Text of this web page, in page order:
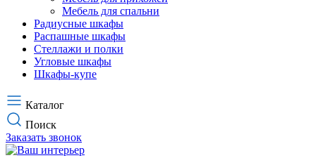
Мебель для спальни
Радиусные шкафы
Распашные шкафы
Стеллажи и полки
Угловые шкафы
Шкафы-купе
Каталог
Поиск
Заказать звонок